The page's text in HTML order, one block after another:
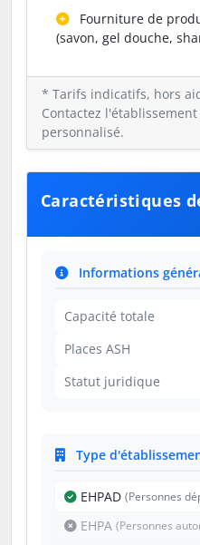
Fourniture de
(savon, gel douche,
* Tarifs indicatifs, hors
Contactez
personnalisé.
Caractéristiques
Informations
Capacité totale
Places ASH
Statut juridique
Type
EHPAD (Personnes
EHPA (Personnes